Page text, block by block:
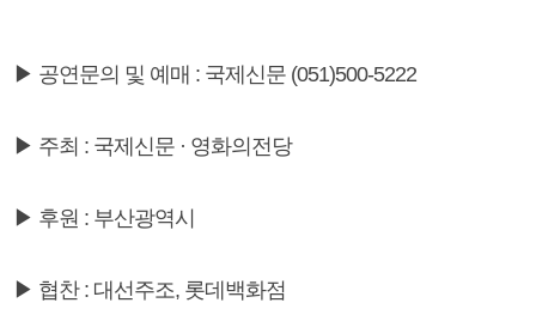
▶ 공연문의 및 예매 : 국제신문 (051)500-5222
▶ 주최 : 국제신문 · 영화의전당
▶ 후원 : 부산광역시
▶ 협찬 : 대선주조, 롯데백화점